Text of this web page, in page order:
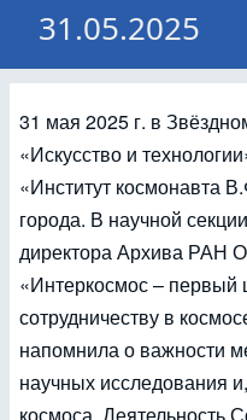
31.05.2025
31 мая 2025 г. в
«Искусство и
«Институт космонавта
города. В научной
директора Архива РАН
«Интеркосмос – первый
сотрудничеству в
напомнила о важности
научных исследования